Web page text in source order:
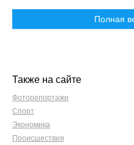
Полная
Также на сайте
Фоторепортажи
Спорт
Экономика
Происшествия